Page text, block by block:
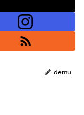
demu